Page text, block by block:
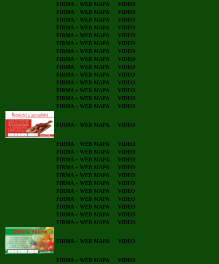
FIRMA + WEB MAPA
VIDEO
FIRMA + WEB MAPA
VIDEO
FIRMA + WEB MAPA
VIDEO
FIRMA + WEB MAPA
VIDEO
FIRMA + WEB MAPA
VIDEO
FIRMA + WEB MAPA
VIDEO
FIRMA + WEB MAPA
VIDEO
FIRMA + WEB MAPA
VIDEO
FIRMA + WEB MAPA
VIDEO
FIRMA + WEB MAPA
VIDEO
FIRMA + WEB MAPA
VIDEO
FIRMA + WEB MAPA
VIDEO
FIRMA + WEB MAPA
VIDEO
FIRMA + WEB MAPA VIDEO
FIRMA + WEB MAPA VIDEO
FIRMA + WEB MAPA
VIDEO
FIRMA + WEB MAPA
VIDEO
FIRMA + WEB MAPA
VIDEO
FIRMA + WEB MAPA
VIDEO
FIRMA + WEB MAPA
VIDEO
FIRMA + WEB MAPA
VIDEO
FIRMA + WEB MAPA
VIDEO
FIRMA + WEB MAPA
VIDEO
FIRMA + WEB MAPA
VIDEO
FIRMA + WEB MAPA
VIDEO
FIRMA + WEB MAPA VIDEO
FIRMA + WEB MAPA VIDEO
FIRMA + WEB MAPA
VIDEO